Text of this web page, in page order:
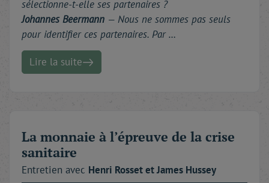
sélectionne-t-elle ses partenaires ?
Johannes Beermann — Nous ne sommes pas seuls
pour identifier ces partenaires. Par …
Lire la suite
La monnaie à l’épreuve de la crise
sanitaire
Entretien avec Henri RossetetJames Hussey